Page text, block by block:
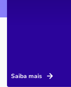
Saiba mais